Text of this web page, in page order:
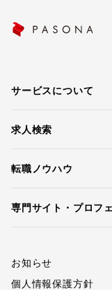
サービスについて
求人検索
転職ノウハウ
専門サイト・プロフ
お知らせ
個人情報保護方針